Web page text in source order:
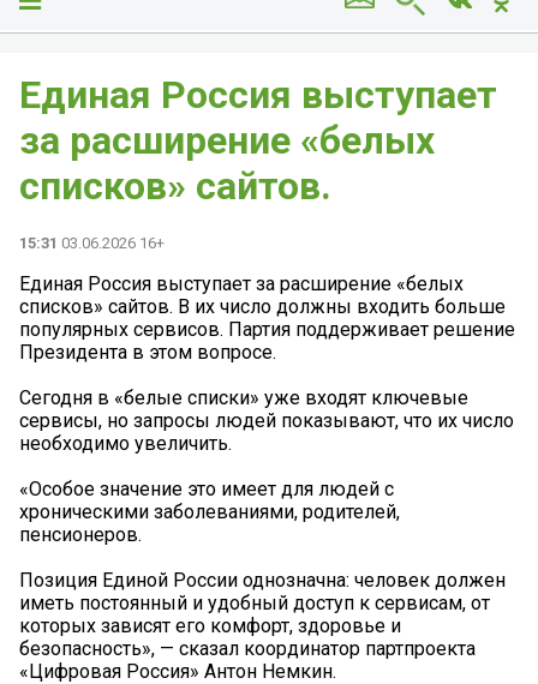
Единая Россия выступает
за расширение «белых
списков» сайтов.
15:31 03.06.2026 16+
Единая Россия выступает за расширение «белых
списков» сайтов. В их число должны входить больше
популярных сервисов. Партия поддерживает решение
Президента в этом вопросе.
Сегодня в «белые списки» уже входят ключевые
сервисы, но запросы людей показывают, что их число
необходимо увеличить.
«Особое значение это имеет для людей с
хроническими заболеваниями, родителей,
пенсионеров.
Позиция Единой России однозначна: человек должен
иметь постоянный и удобный доступ к сервисам, от
которых зависят его комфорт, здоровье и
безопасность», — сказал координатор партпроекта
«Цифровая Россия» Антон Немкин.